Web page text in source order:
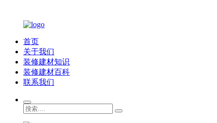
首页
关于我们
装修建材知识
装修建材百科
联系我们